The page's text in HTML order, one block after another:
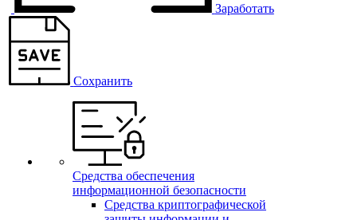
Заработать
Сохранить
Средства обеспечения
информационной безопасности
Средства криптографической